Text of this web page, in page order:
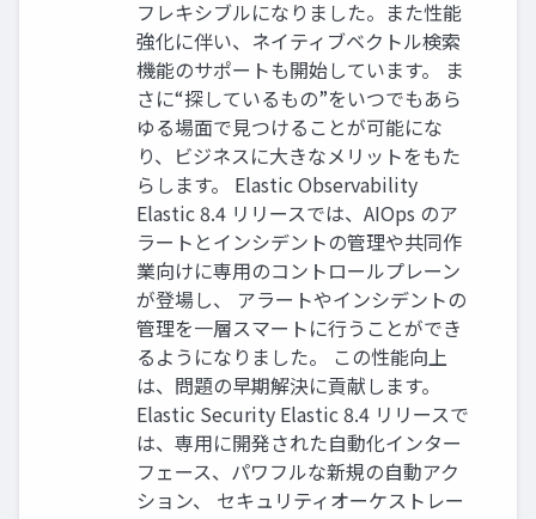
フレキシブルになりました。また性能
強化に伴い、ネイティブベクトル検索
機能のサポートも開始しています。 ま
さに“探しているもの”をいつでもあら
ゆる場⾯で⾒つけることが可能にな
り、ビジネスに⼤きなメリットをもた
らします。 Elastic Observability
Elastic 8.4 リリースでは、AIOps のア
ラートとインシデントの管理や共同作
業向けに専⽤のコントロールプレーン
が登場し、 アラートやインシデントの
管理を⼀層スマートに⾏うことができ
るようになりました。 この性能向上
は、問題の早期解決に貢献します。
Elastic Security Elastic 8.4 リリースで
は、専⽤に開発された⾃動化インター
フェース、パワフルな新規の⾃動アク
ション、 セキュリティオーケストレー